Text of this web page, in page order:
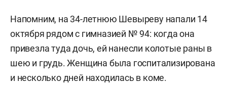
Напомним, на 34-летнюю Шевыреву напали 14
октября рядом с гимназией № 94: когда она
привезла туда дочь, ей нанесли колотые раны в
шею и грудь. Женщина была госпитализирована
и несколько дней находилась в коме.